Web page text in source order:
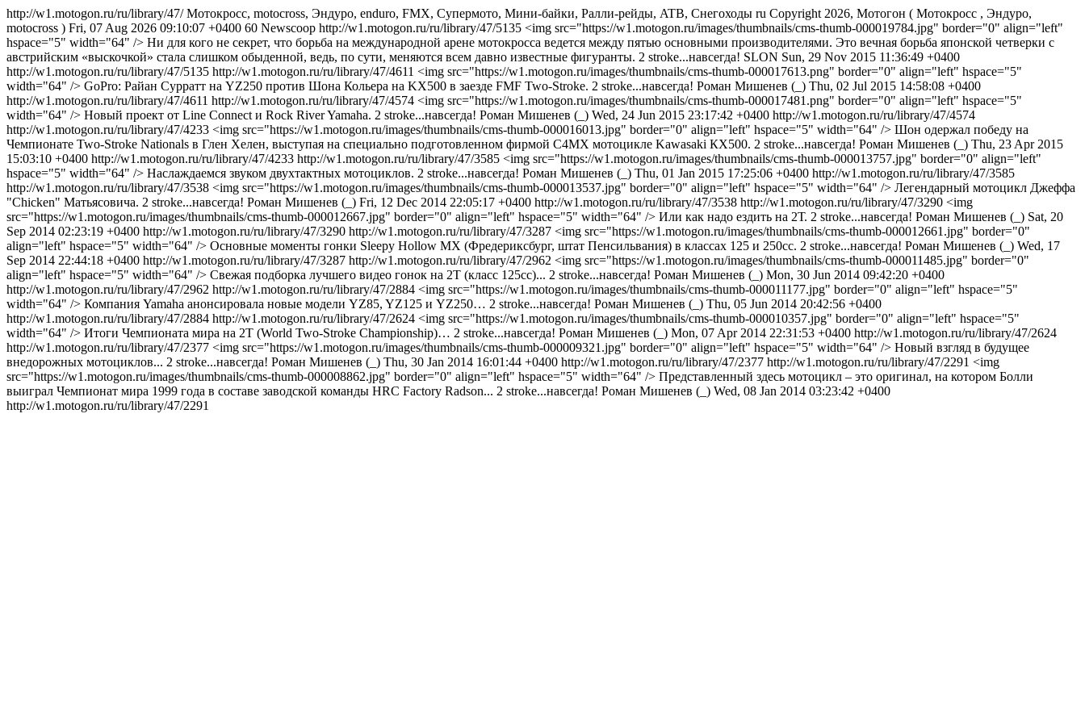
http://w1.motogon.ru/ru/library/47/Мотокросс, motocross, Эндуро, enduro, FMX, Супермото, Мини-байки, Ралли-рейды, ATB, Снегоходы ru Copyright 2026, Мотогон ( Мотокросс , Эндуро,
motocross ) Fri, 07 Aug 2026 09:10:07 +0400 60 Newscoop http://w1.motogon.ru/ru/library/47/5135 <img src="https://w1.motogon.ru/images/thumbnails/cms-thumb-000019784.jpg" border="0" align="left"
hspace="5" width="64" /> Ни для кого не секрет, что борьба на международной арене мотокросса ведется между пятью основными производителями. Это вечная борьба японской четверки с
австрийским «выскочкой» стала слишком обыденной, ведь, по сути, меняются всем давно известные фигуранты. 2 stroke...навсегда! SLON Sun, 29 Nov 2015 11:36:49 +0400
http://w1.motogon.ru/ru/library/47/5135 http://w1.motogon.ru/ru/library/47/4611 <img src="https://w1.motogon.ru/images/thumbnails/cms-thumb-000017613.png" border="0" align="left" hspace="5"
width="64" /> GoPro: Райан Сурратт на YZ250 против Шона Кольера на KX500 в заезде FMF Two-Stroke. 2 stroke...навсегда! Роман Мишенев (_) Thu, 02 Jul 2015 14:58:08 +0400
http://w1.motogon.ru/ru/library/47/4611 http://w1.motogon.ru/ru/library/47/4574 <img src="https://w1.motogon.ru/images/thumbnails/cms-thumb-000017481.png" border="0" align="left" hspace="5"
width="64" /> Новый проект от Line Connect и Rock River Yamaha. 2 stroke...навсегда! Роман Мишенев (_) Wed, 24 Jun 2015 23:17:42 +0400 http://w1.motogon.ru/ru/library/47/4574
http://w1.motogon.ru/ru/library/47/4233 <img src="https://w1.motogon.ru/images/thumbnails/cms-thumb-000016013.jpg" border="0" align="left" hspace="5" width="64" /> Шон одержал победу на
Чемпионате Two-Stroke Nationals в Глен Хелен, выступая на специально подготовленном фирмой C4MX мотоцикле Kawasaki КХ500. 2 stroke...навсегда! Роман Мишенев (_) Thu, 23 Apr 2015
15:03:10 +0400 http://w1.motogon.ru/ru/library/47/4233 http://w1.motogon.ru/ru/library/47/3585 <img src="https://w1.motogon.ru/images/thumbnails/cms-thumb-000013757.jpg" border="0" align="left"
hspace="5" width="64" /> Наслаждаемся звуком двухтактных мотоциклов. 2 stroke...навсегда! Роман Мишенев (_) Thu, 01 Jan 2015 17:25:06 +0400 http://w1.motogon.ru/ru/library/47/3585
http://w1.motogon.ru/ru/library/47/3538 <img src="https://w1.motogon.ru/images/thumbnails/cms-thumb-000013537.jpg" border="0" align="left" hspace="5" width="64" /> Легендарный мотоцикл Джеффа
"Chicken" Матьясовича. 2 stroke...навсегда! Роман Мишенев (_) Fri, 12 Dec 2014 22:05:17 +0400 http://w1.motogon.ru/ru/library/47/3538 http://w1.motogon.ru/ru/library/47/3290 <img
src="https://w1.motogon.ru/images/thumbnails/cms-thumb-000012667.jpg" border="0" align="left" hspace="5" width="64" /> Или как надо ездить на 2Т. 2 stroke...навсегда! Роман Мишенев (_) Sat, 20
Sep 2014 02:23:19 +0400 http://w1.motogon.ru/ru/library/47/3290 http://w1.motogon.ru/ru/library/47/3287 <img src="https://w1.motogon.ru/images/thumbnails/cms-thumb-000012661.jpg" border="0"
align="left" hspace="5" width="64" /> Основные моменты гонки Sleepy Hollow MX (Фредериксбург, штат Пенсильвания) в классах 125 и 250сс. 2 stroke...навсегда! Роман Мишенев (_) Wed, 17
Sep 2014 22:44:18 +0400 http://w1.motogon.ru/ru/library/47/3287 http://w1.motogon.ru/ru/library/47/2962 <img src="https://w1.motogon.ru/images/thumbnails/cms-thumb-000011485.jpg" border="0"
align="left" hspace="5" width="64" /> Свежая подборка лучшего видео гонок на 2Т (класс 125сс)... 2 stroke...навсегда! Роман Мишенев (_) Mon, 30 Jun 2014 09:42:20 +0400
http://w1.motogon.ru/ru/library/47/2962 http://w1.motogon.ru/ru/library/47/2884 <img src="https://w1.motogon.ru/images/thumbnails/cms-thumb-000011177.jpg" border="0" align="left" hspace="5"
width="64" /> Компания Yamaha анонсировала новые модели YZ85, YZ125 и YZ250… 2 stroke...навсегда! Роман Мишенев (_) Thu, 05 Jun 2014 20:42:56 +0400
http://w1.motogon.ru/ru/library/47/2884 http://w1.motogon.ru/ru/library/47/2624 <img src="https://w1.motogon.ru/images/thumbnails/cms-thumb-000010357.jpg" border="0" align="left" hspace="5"
width="64" /> Итоги Чемпионата мира на 2Т (World Two-Stroke Championship)… 2 stroke...навсегда! Роман Мишенев (_) Mon, 07 Apr 2014 22:31:53 +0400 http://w1.motogon.ru/ru/library/47/2624
http://w1.motogon.ru/ru/library/47/2377 <img src="https://w1.motogon.ru/images/thumbnails/cms-thumb-000009321.jpg" border="0" align="left" hspace="5" width="64" /> Новый взгляд в будущее
внедорожных мотоциклов... 2 stroke...навсегда! Роман Мишенев (_) Thu, 30 Jan 2014 16:01:44 +0400 http://w1.motogon.ru/ru/library/47/2377 http://w1.motogon.ru/ru/library/47/2291 <img
src="https://w1.motogon.ru/images/thumbnails/cms-thumb-000008862.jpg" border="0" align="left" hspace="5" width="64" /> Представленный здесь мотоцикл – это оригинал, на котором Болли
выиграл Чемпионат мира 1999 года в составе заводской команды HRC Factory Radson... 2 stroke...навсегда! Роман Мишенев (_) Wed, 08 Jan 2014 03:23:42 +0400
http://w1.motogon.ru/ru/library/47/2291